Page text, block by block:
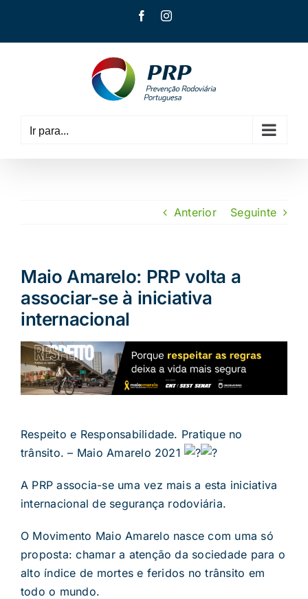
content
FacebookInstagram
Ir para...
Anterior Seguinte
Maio Amarelo: PRP volta a
associar-se à iniciativa
internacional
Respeito e Responsabilidade. Pratique no
trânsito. – Maio Amarelo 2021
A PRP associa-se uma vez mais a esta iniciativa
internacional de segurança rodoviária.
O Movimento Maio Amarelo nasce com uma só
proposta: chamar a atenção da sociedade para o
alto índice de mortes e feridos no trânsito em
todo o mundo.